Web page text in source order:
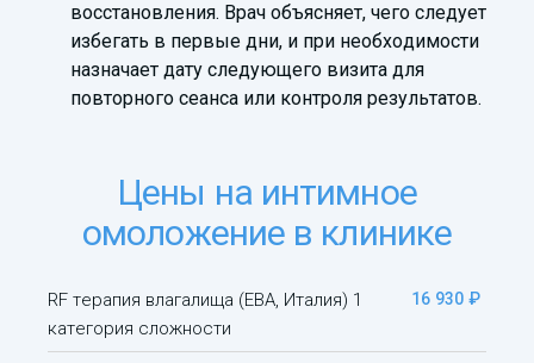
восстановления. Врач объясняет, чего следует
избегать в первые дни, и при необходимости
назначает дату следующего визита для
повторного сеанса или контроля результатов.
Цены на интимное
омоложение в клинике
RF терапия влагалища (ЕВА, Италия) 1
категория сложности
16 930 ₽